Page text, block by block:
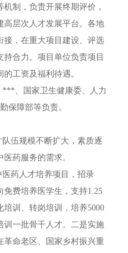
制，负责开展终期评价，
高层次人才发展平台。各地
接，在重大项目建设、评选
合力。项目单位负责项目
工资及福利待遇。
***、国家卫生健康委、人力
保障部等负责。
伍规模不断扩大，素质逐
药服务的需求。
药人才培养项目，招录
免费培养医学生，支持1.25
训、转岗培训，培养5000
训一批骨干人才。二是实施
革命老区、国家乡村振兴重